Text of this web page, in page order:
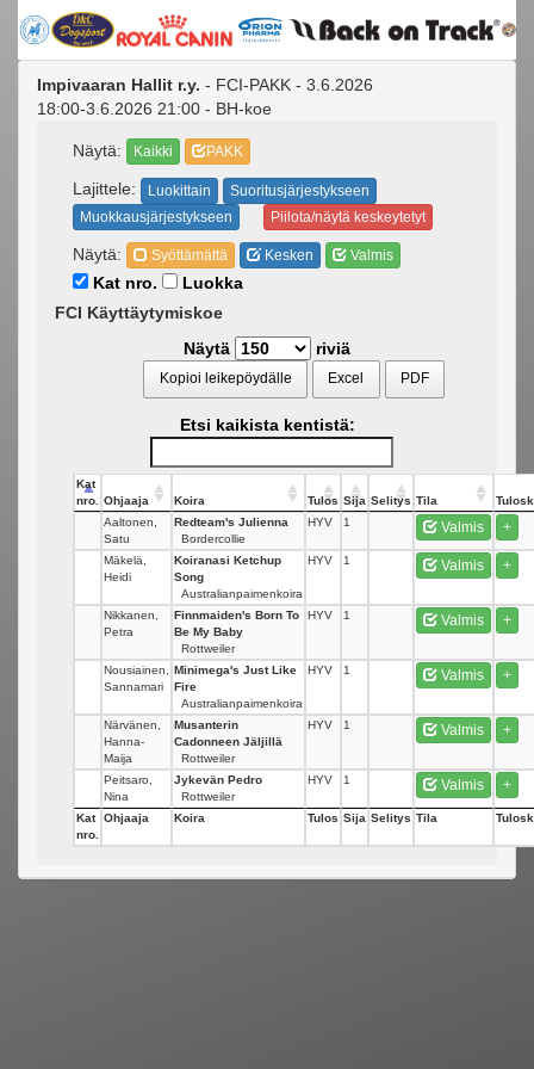
Impivaaran Hallit r.y. - FCI-PAKK - 3.6.2026
18:00-3.6.2026 21:00 - BH-koe
Näytä: Kaikki PAKK
Lajittele: Luokittain
Suoritusjärjestykseen
Muokkausjärjestykseen
Piilota/näytä keskeytetyt
Näytä: Syöttämättä Kesken Valmis
Kat nro.
Luokka
FCI Käyttäytymiskoe
Näytä
riviä
Kopioi leikepöydälle Excel PDF
Etsi kaikista kentistä:
Kat
nro.
Ohjaaja Koira Tulos Sija Selitys Tila
Aaltonen,
Satu
Redteam's Julienna
Bordercollie
HYV 1 Valmis +
Mäkelä,
Heidi
Koiranasi Ketchup
Song
Australianpaimenkoira
HYV 1 Valmis +
Nikkanen,
Petra
Finnmaiden's Born To
Be My Baby
Rottweiler
HYV 1 Valmis +
Nousiainen,
Sannamari
Minimega's Just Like
Fire
Australianpaimenkoira
HYV 1 Valmis +
Närvänen,
Hanna-
Maija
Musanterin
Cadonneen Jäljillä
Rottweiler
HYV 1 Valmis +
Peitsaro,
Nina
Jykevän Pedro
Rottweiler
HYV 1 Valmis +
Kat
nro.
Ohjaaja Koira Tulos Sija Selitys Tila